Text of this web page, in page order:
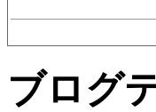
ブログ